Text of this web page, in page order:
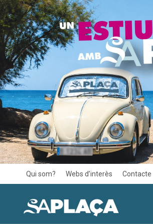
Qui som? Webs d’interès Contacte